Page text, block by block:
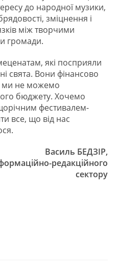
до народної музики,
зміцнення і
між творчими
громади.
які посприяли
свята. Вони фінансово
ми не можемо
бюджету. Хочемо
фестивалем-
все, що від нас
Василь БЕДЗІР,
редакційного
сектору